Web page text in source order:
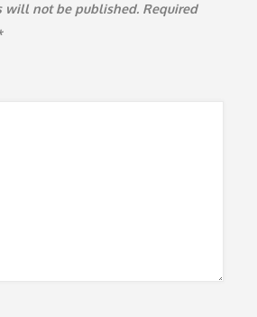
will not be published. Required